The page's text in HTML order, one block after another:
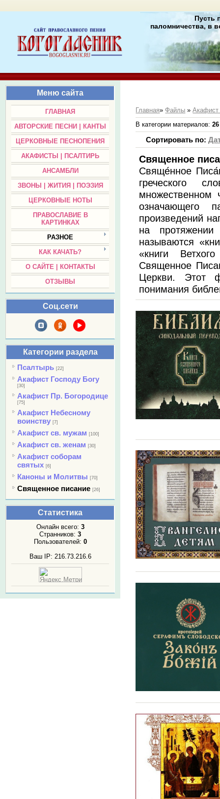
Пусть
паломничества, в
Меню сайта
ГЛАВНАЯ
АВТОРСКИЕ ПЕСНИ | КАНТЫ
ЦЕРКОВНЫЕ ПЕСНОПЕНИЯ
АКАФИСТЫ | ПСАЛТИРЬ
АНСАМБЛИ
ЗВОНЫ | ЖИТИЯ | ПОЭЗИЯ
ЦЕРКОВНЫЕ НОТЫ
ПРАВОСЛАВИЕ В
КАРТИНКАХ
РАЗНОЕ
КАК КАЧАТЬ?
О САЙТЕ | КОНТАКТЫ
ОТЗЫВЫ
Соц.сети
Категории раздела
Псалтырь [22]
Акафист Господу Богу
[30]
Акафист Пр. Богородице
[75]
Акафист Небесному
воинству [7]
Акафист св. мужам [100]
Акафист св. женам [30]
Акафист соборам
святых [6]
Каноны и Молитвы [70]
Священное писание [26]
Статистика
Онлайн всего: 3
Странников: 3
Пользователей: 0
Ваш IP: 216.73.216.6
Главная»Файлы »Акафист
В категории материалов:26
Сортировать по:
Священное
Свяще́нное
греческого
означающего
произведений
на
называются
«книги
Священное
Церкви. Этот
понимания